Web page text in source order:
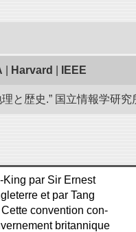
Harvard IEEE
と歴史.” 国立情報学研
King par Sir Ernest
et par Tang
convention con-
britannique